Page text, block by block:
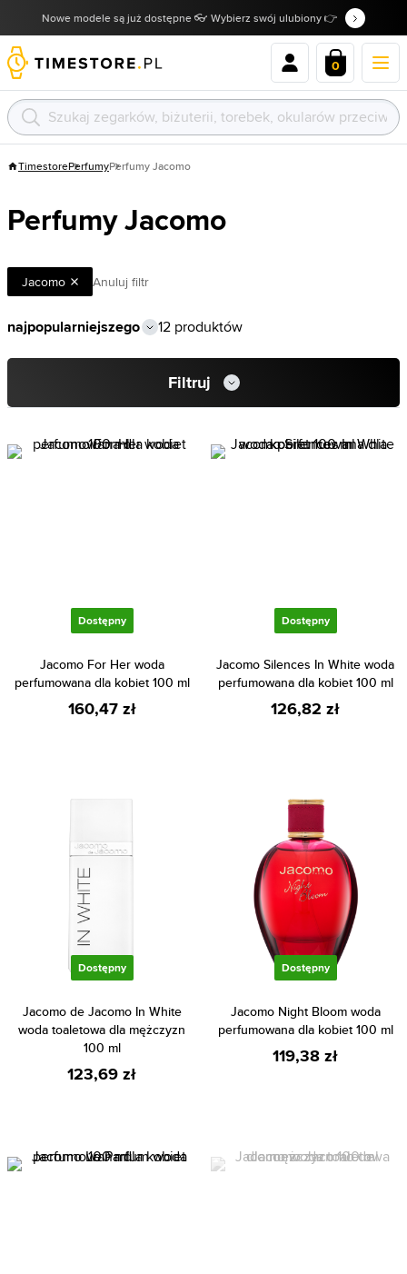
Nowe modele są już dostępne 👓 Wybierz swój ulubiony 👉
0
TimestorePerfumyPerfumy Jacomo
Perfumy Jacomo
Jacomo Anuluj filtr
12 produktów
Filtruj
Dostępny
Jacomo For Her woda
perfumowana dla kobiet 100 ml
160,47 zł
Dostępny
Jacomo Silences In White woda
perfumowana dla kobiet 100 ml
126,82 zł
Dostępny
Jacomo de Jacomo In White
woda toaletowa dla mężczyzn
100 ml
123,69 zł
Dostępny
Jacomo Night Bloom woda
perfumowana dla kobiet 100 ml
119,38 zł